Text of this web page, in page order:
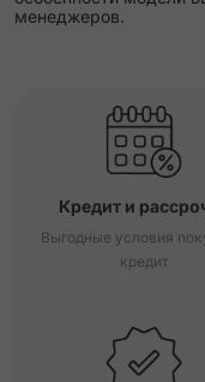
менеджеров.
Кредит и
Выгодные условия
кредит